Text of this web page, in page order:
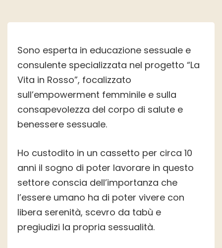
Sono esperta in educazione sessuale e
consulente specializzata nel progetto “La
Vita in Rosso”, focalizzato
sull’empowerment femminile e sulla
consapevolezza del corpo di salute e
benessere sessuale.
Ho custodito in un cassetto per circa 10
anni il sogno di poter lavorare in questo
settore conscia dell’importanza che
l’essere umano ha di poter vivere con
libera serenità, scevro da tabù e
pregiudizi la propria sessualità.